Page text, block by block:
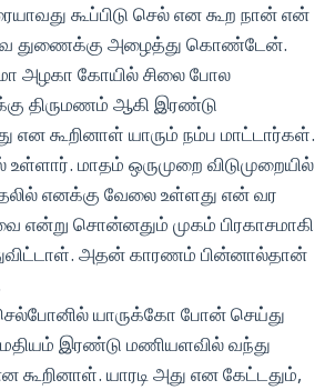
கூப்பிடு செல் என கூற நான் என்
துணைக்கு அழைத்து கொண்டேன்.
அழகா கோயில் சிலை போல
திருமணம் ஆகி இரண்டு
என கூறினாள் யாரும் நம்ப மாட்டார்கள்.
மாதம் ஒருமுறை விடுமுறையில்
எனக்கு வேலை உள்ளது என் வர
சொன்னதும் முகம் பிரகாசமாகி
அதன் காரணம் பின்னால்தான்
செல்போனில் யாருக்கோ போன் செய்து
மதியம் இரண்டு மணியளவில் வந்து
கூறினாள். யாரடி அது என கேட்டதும்,